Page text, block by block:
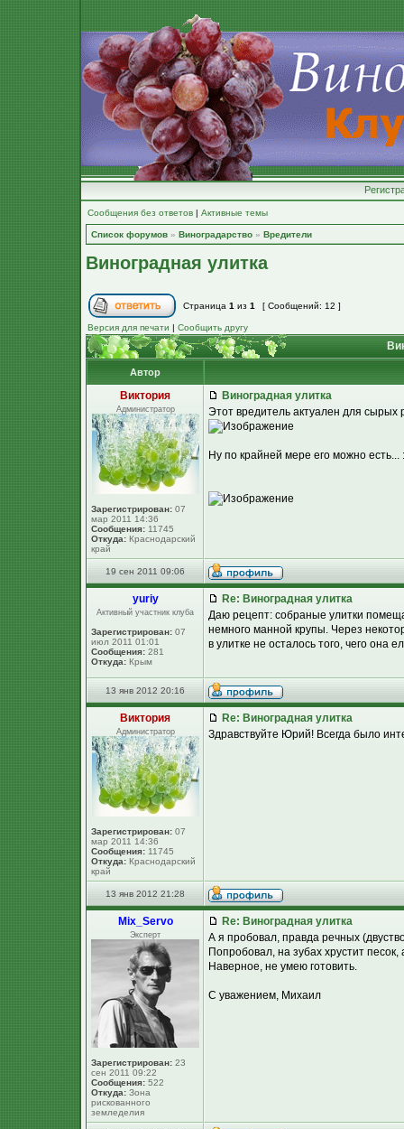
Сообщения без ответов | Активные темы
Список форумов » Виноградарство » Вредители
Виноградная улитка
Страница 1 из 1 [ Сообщений: 12 ]
Версия для печати | Сообщить другу
Автор
Виктория
Администратор
Зарегистрирован: 07
мар 2011 14:36
Сообщения: 11745
Откуда: Краснодарский
край
Виноградная улитка
Этот вредитель актуален для
Ну по крайней мере его можно есть...
19 сен 2011 09:06
yuriy
Активный участник клуба
Зарегистрирован: 07
июл 2011 01:01
Сообщения: 281
Откуда: Крым
Re: Виноградная улитка
Даю рецепт: собраные улитки
немного манной крупы. Через
в улитке не осталось того, чего она
13 янв 2012 20:16
Виктория
Администратор
Зарегистрирован: 07
мар 2011 14:36
Сообщения: 11745
Откуда: Краснодарский
край
Re: Виноградная улитка
Здравствуйте Юрий! Всегда было
13 янв 2012 21:28
Mix_Servo
Эксперт
Зарегистрирован: 23
сен 2011 09:22
Сообщения: 522
Откуда: Зона
рискованного
земледелия
Re: Виноградная улитка
А я пробовал, правда речных
Попробовал, на зубах хрустит
Наверное, не умею готовить.
С уважением, Михаил